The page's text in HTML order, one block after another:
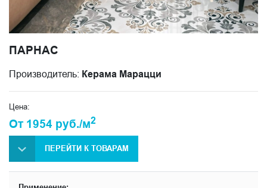
ПАРНАС
Производитель: Керама Марацци
Цена:
От 1954 руб./м2
ПЕРЕЙТИ К ТОВАРАМ